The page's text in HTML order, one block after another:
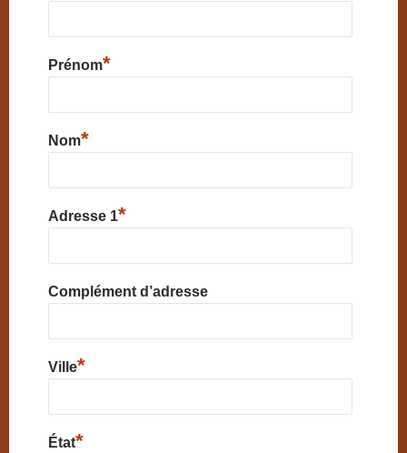
Prénom*
Nom*
Adresse 1*
Complément d’adresse
Ville*
État*